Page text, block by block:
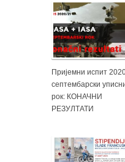
Пријемни испит
септембарски
рок: КОНАЧНИ
РЕЗУЛТАТИ